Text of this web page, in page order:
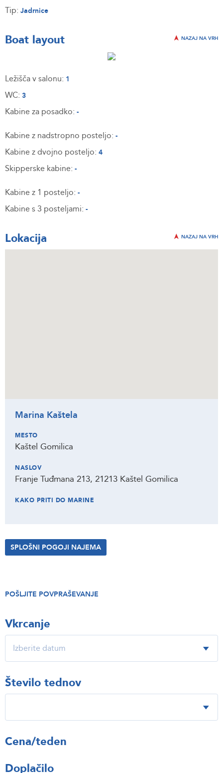
Tip: Jadrnice
Boat layout NAZAJ NA VRH
Ležišča v salonu: 1
WC: 3
Kabine za posadko: -
Kabine z nadstropno posteljo: -
Kabine z dvojno posteljo: 4
Skipperske kabine: -
Kabine z 1 posteljo: -
Kabine s 3 posteljami: -
Lokacija NAZAJ NA VRH
Marina Kaštela
MESTO
Kaštel Gomilica
NASLOV
Franje Tuđmana 213, 21213 Kaštel Gomilica
KAKO PRITI DO MARINE
SPLOŠNI POGOJI NAJEMA
POŠLJITE POVPRAŠEVANJE
Vkrcanje
Število tednov
Cena/teden
Doplačilo